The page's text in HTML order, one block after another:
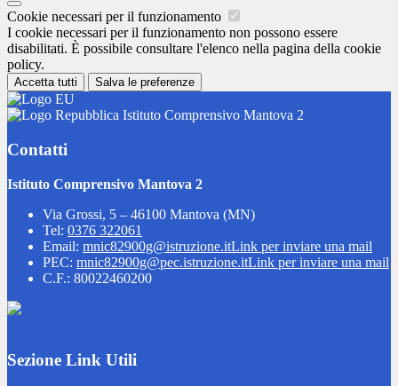
Cookie necessari per il funzionamento
I cookie necessari per il funzionamento non possono essere
disabilitati. È possibile consultare l'elenco nella pagina della cookie
policy.
Accetta tutti Salva le preferenze
Istituto Comprensivo Mantova 2
Contatti
Istituto Comprensivo Mantova 2
Via Grossi, 5 – 46100 Mantova (MN)
Tel: 0376 322061
Email: mnic82900g@istruzione.itLink per inviare una mail
PEC: mnic82900g@pec.istruzione.itLink per inviare una mail
C.F.: 80022460200
Sezione Link Utili